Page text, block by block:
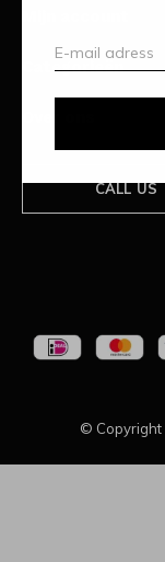
Categorieën
CALL US
© Copyright